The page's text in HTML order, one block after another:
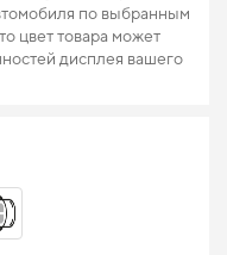
по выбранным
цвет товара может
дисплея вашего